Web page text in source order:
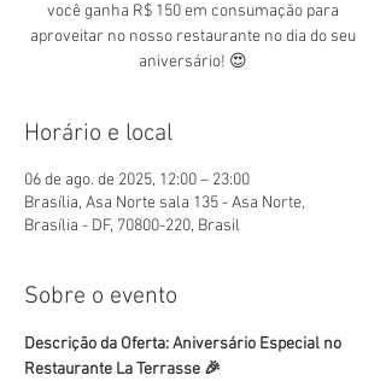
você ganha R$ 150 em consumação para
aproveitar no nosso restaurante no dia do seu
aniversário! 😍
Horário e local
06 de ago. de 2025, 12:00 – 23:00
Brasília, Asa Norte sala 135 - Asa Norte,
Brasília - DF, 70800-220, Brasil
Sobre o evento
Descrição da Oferta: Aniversário Especial no
Restaurante La Terrasse 🎉